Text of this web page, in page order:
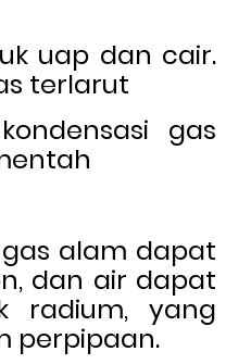
uap dan cair.
terlarut
gas
alam dapat
dan air dapat
radium, yang
perpipaan.